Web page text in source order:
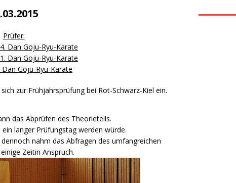
Prüfer:
Dan Goju-Ryu-Karate
Dan Goju-Ryu-Karate
Goju-Ryu-Karate
zur Frühjahrsprüfung bei Rot-Schwarz-Kiel ein.
das Abprüfen des Theorieteils.
langer Prüfungstag werden würde.
nahm das Abfragen des umfangreichen
Zeitin Anspruch.